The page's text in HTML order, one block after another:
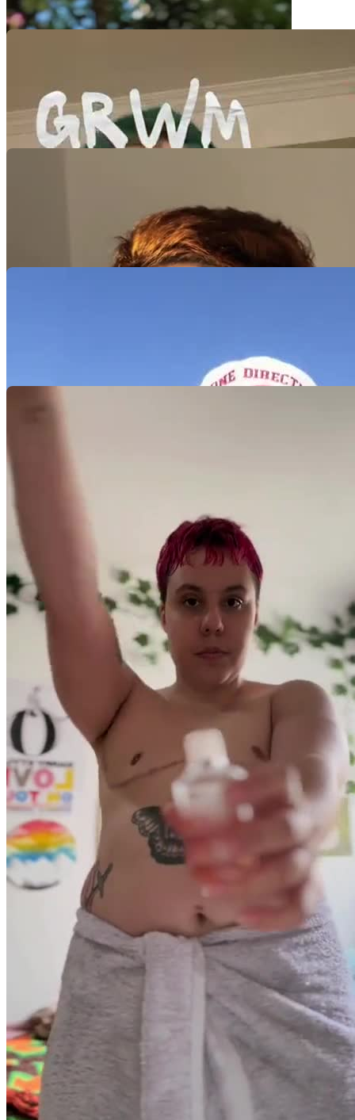
Video Player is loading.
Skip Backward
Skip Forward
Current Time
Duration
Loaded:
Stream Type LIVE
Seek to live, currently behind live
Remaining Time
Pacotes UGC
Você recebe o arquivo para usar em qualquer canal.
UGC 30s
370,50
por pedido
1 Vídeo de 30 segundos